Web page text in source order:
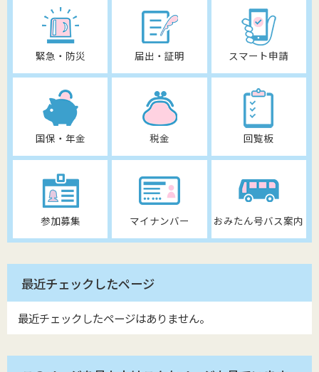
緊急・防災 届出・証明 スマート申請
国保・年金 税金 回覧板
参加募集 マイナンバー おみたん号バス案内
最近チェックしたページ
最近チェックしたページはありません。